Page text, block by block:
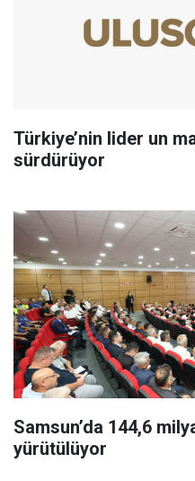
Türkiye’nin lider un
sürdürüyor
Samsun’da 144,6
yürütülüyor